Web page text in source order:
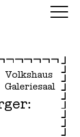
Volkshaus
Galeriesaal